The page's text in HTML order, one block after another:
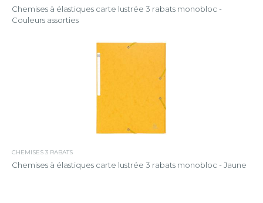
Chemises à élastiques carte lustrée 3 rabats monobloc -
Couleurs assorties
CHEMISES 3 RABATS
Chemises à élastiques carte lustrée 3 rabats monobloc - Jaune